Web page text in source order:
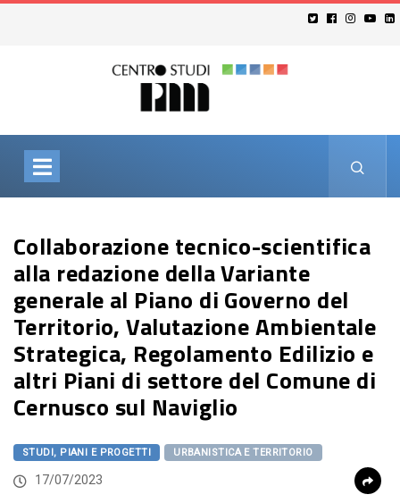
Collaborazione tecnico-scientifica
alla redazione della Variante
generale al Piano di Governo del
Territorio, Valutazione Ambientale
Strategica, Regolamento Edilizio e
altri Piani di settore del Comune di
Cernusco sul Naviglio
STUDI, PIANI E PROGETTI URBANISTICA E TERRITORIO
17/07/2023